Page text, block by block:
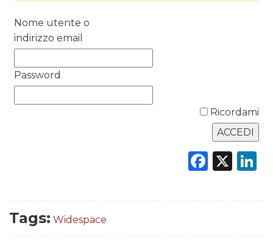
RICERCHE
Nome utente o
indirizzo email
Password
Ricordami
X
Tags: Widespace